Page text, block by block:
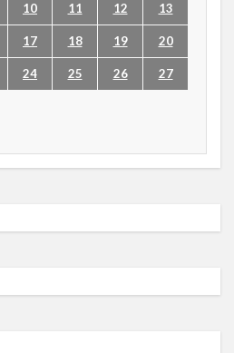
10 11 12 13
17 18 19 20
24 25 26 27